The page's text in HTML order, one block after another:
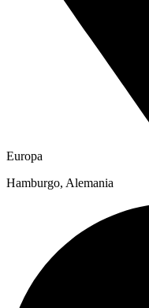
Europa
Hamburgo, Alemania